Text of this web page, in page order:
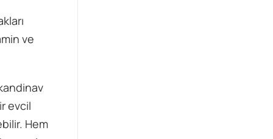
ve
evcil
Hem